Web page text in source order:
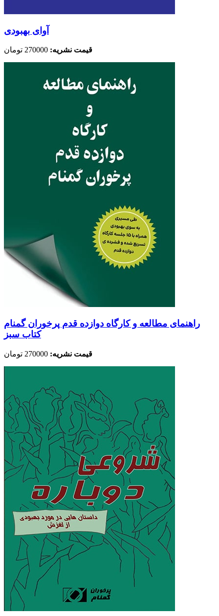
آوای بهبودی
قیمت نشریه:
راهنمای مطالعه و کارگاه دوازده قدم پرخوران گمنام
کتاب سبز
قیمت نشریه: